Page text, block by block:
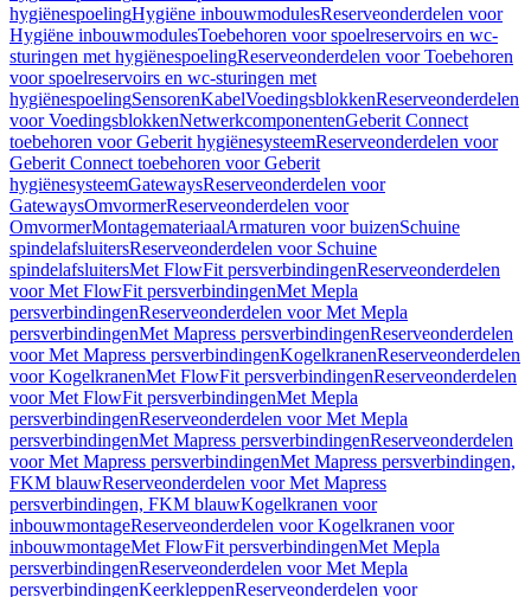
hygiënespoelingHygiëne inbouwmodulesReserveonderdelen voor
Hygiëne inbouwmodulesToebehoren voor spoelreservoirs en wc-
sturingen met hygiënespoelingReserveonderdelen voor Toebehoren
voor spoelreservoirs en wc-sturingen met
hygiënespoelingSensorenKabelVoedingsblokkenReserveonderdelen
voor VoedingsblokkenNetwerkcomponentenGeberit Connect
toebehoren voor Geberit hygiënesysteemReserveonderdelen voor
Geberit Connect toebehoren voor Geberit
hygiënesysteemGatewaysReserveonderdelen voor
GatewaysOmvormerReserveonderdelen voor
OmvormerMontagemateriaalArmaturen voor buizenSchuine
spindelafsluitersReserveonderdelen voor Schuine
spindelafsluitersMet FlowFit persverbindingenReserveonderdelen
voor Met FlowFit persverbindingenMet Mepla
persverbindingenReserveonderdelen voor Met Mepla
persverbindingenMet Mapress persverbindingenReserveonderdelen
voor Met Mapress persverbindingenKogelkranenReserveonderdelen
voor KogelkranenMet FlowFit persverbindingenReserveonderdelen
voor Met FlowFit persverbindingenMet Mepla
persverbindingenReserveonderdelen voor Met Mepla
persverbindingenMet Mapress persverbindingenReserveonderdelen
voor Met Mapress persverbindingenMet Mapress persverbindingen,
FKM blauwReserveonderdelen voor Met Mapress
persverbindingen, FKM blauwKogelkranen voor
inbouwmontageReserveonderdelen voor Kogelkranen voor
inbouwmontageMet FlowFit persverbindingenMet Mepla
persverbindingenReserveonderdelen voor Met Mepla
persverbindingenKeerkleppenReserveonderdelen voor